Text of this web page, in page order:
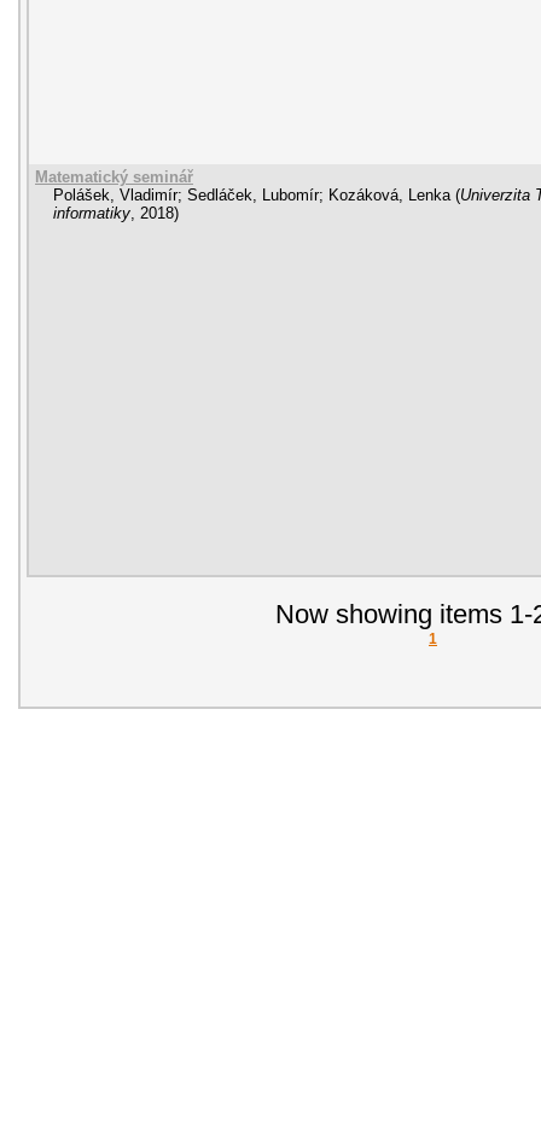
Matematický seminář
Polášek, Vladimír; Sedláček, Lubomír; Kozáková, Lenka (Univerzita
informatiky 2018)
Now showing items 1-
1